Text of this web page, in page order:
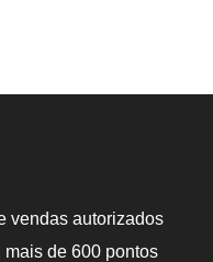
vendas autorizados
de 600 pontos